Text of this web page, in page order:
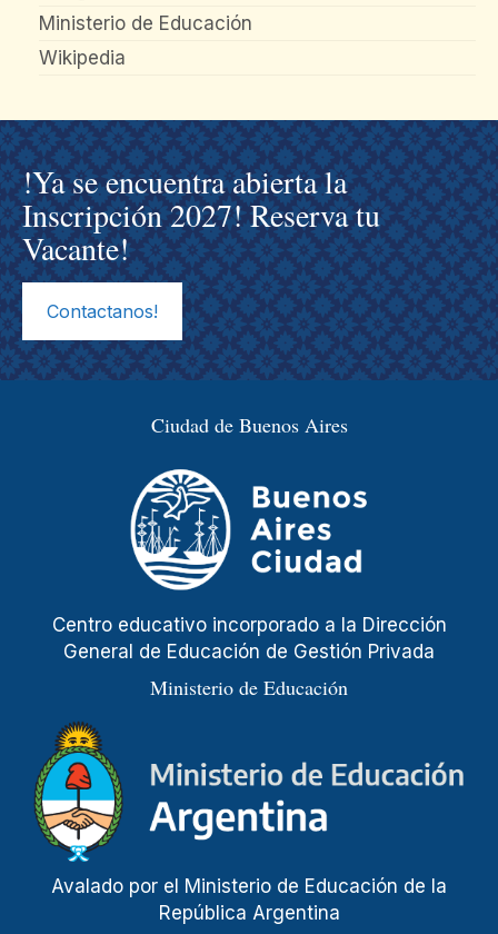
Ministerio de Educación
Wikipedia
!Ya se encuentra abierta la
Inscripción 2027! Reserva tu
Vacante!
Contactanos!
Ciudad de Buenos Aires
Centro educativo incorporado a la Dirección
General de Educación de Gestión Privada
Ministerio de Educación
Avalado por el Ministerio de Educación de la
República Argentina